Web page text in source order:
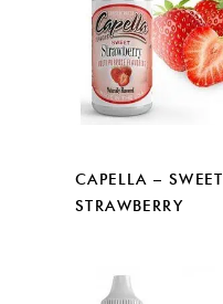
CAPELLA – SWEET
STRAWBERRY